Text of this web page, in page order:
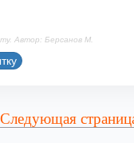
Автор: Берсанов М.
Следующая